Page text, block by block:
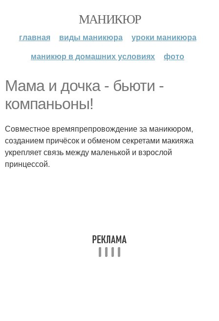
МАНИКЮР
главная виды маникюра
уроки маникюра
маникюр в домашних условиях
фото
Мама и дочка - бьюти -
компаньоны!
Совместное времяпрепровождение за маникюром,
созданием причёсок и обменом секретами макияжа
укрепляет связь между маленькой и взрослой
принцессой.